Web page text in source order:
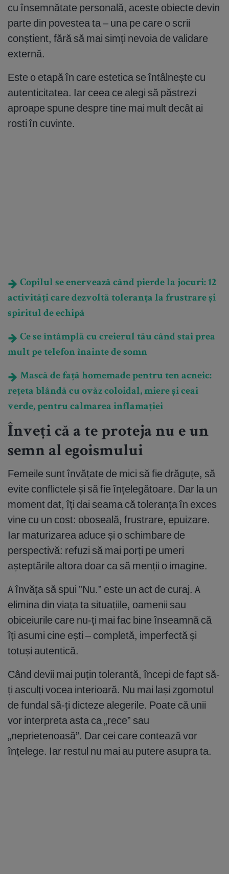
cu însemnătate personală, aceste obiecte devin
parte din povestea ta – una pe care o scrii
conștient, fără să mai simți nevoia de validare
externă.
Este o etapă în care estetica se întâlnește cu
autenticitatea. Iar ceea ce alegi să păstrezi
aproape spune despre tine mai mult decât ai
rosti în cuvinte.
Copilul se enervează când pierde la jocuri: 12
activități care dezvoltă toleranța la frustrare și
spiritul de echipă
Ce se întâmplă cu creierul tău când stai prea
mult pe telefon înainte de somn
Mască de față homemade pentru ten acneic:
rețeta blândă cu ovăz coloidal, miere și ceai
verde, pentru calmarea inflamației
Înveți că a te proteja nu e un
semn al egoismului
Femeile sunt învățate de mici să fie drăguțe, să
evite conflictele și să fie înțelegătoare. Dar la un
moment dat, îți dai seama că toleranța în exces
vine cu un cost: oboseală, frustrare, epuizare.
Iar maturizarea aduce și o schimbare de
perspectivă: refuzi să mai porți pe umeri
așteptările altora doar ca să menții o imagine.
A învăța să spui ”Nu.” este un act de curaj. A
elimina din viața ta situațiile, oamenii sau
obiceiurile care nu-ți mai fac bine înseamnă că
îți asumi cine ești – completă, imperfectă și
totuși autentică.
Când devii mai puțin tolerantă, începi de fapt să-
ți asculți vocea interioară. Nu mai lași zgomotul
de fundal să-ți dicteze alegerile. Poate că unii
vor interpreta asta ca „rece” sau
„neprietenoasă”. Dar cei care contează vor
înțelege. Iar restul nu mai au putere asupra ta.